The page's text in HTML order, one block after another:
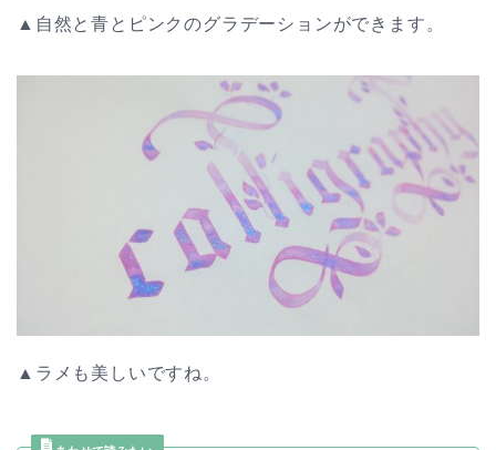
▲自然と青とピンクのグラデーションができます。
▲ラメも美しいですね。